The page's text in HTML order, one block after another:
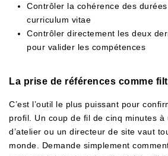
Contrôler la cohérence des
curriculum vitae
Contrôler directement les deux
pour valider les compétences
La prise de références comme
C’est l’outil le plus puissant pour
profil. Un coup de fil de cinq minutes à
d’atelier ou un directeur de site vaut
monde. Demande simplement